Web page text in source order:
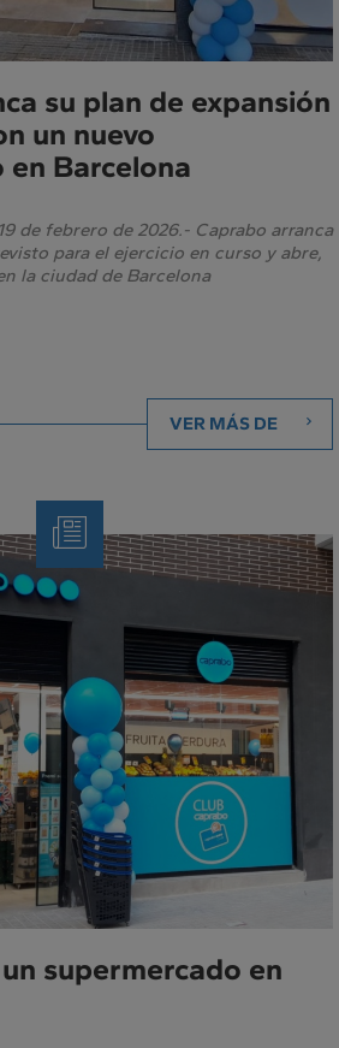
su plan de expansión
un nuevo
en Barcelona
de febrero de 2026.- Caprabo arranca
para el ejercicio en curso y abre,
la ciudad de Barcelona
VER MÁS DE
Nota
de
Prensa
supermercado en